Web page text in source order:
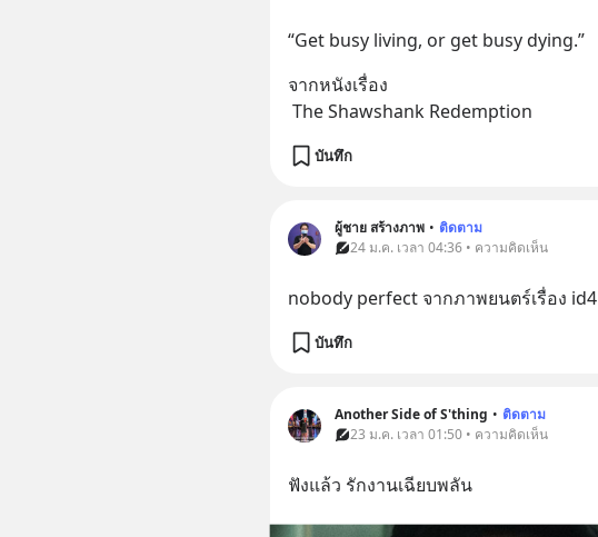
“Get busy living, or get busy dying.”
จากหนังเรื่อง
The Shawshank Redemption
บันทึก
ผู้ชาย สร้างภาพ • ติดตาม
24 ม.ค. เวลา 04:36 • ความคิดเห็น
nobody perfect จากภาพยนตร์เรื่อง id4
บันทึก
Another Side of S'thing • ติดตาม
23 ม.ค. เวลา 01:50 • ความคิดเห็น
ฟังแล้ว รักงานเฉียบพลัน